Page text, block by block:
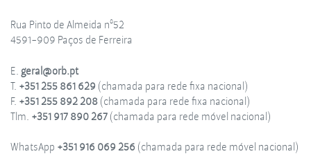
Rua Pinto de Almeida nº52
4591-909 Paços de Ferreira
E. geral@orb.pt
T. +351 255 861 629 (chamada para rede fixa nacional)
F. +351 255 892 208(chamada para rede fixa nacional)
Tlm. +351 917 890 267(chamada para rede móvel nacional)
WhatsApp +351 916 069 256 (chamada para rede móvel nacional)